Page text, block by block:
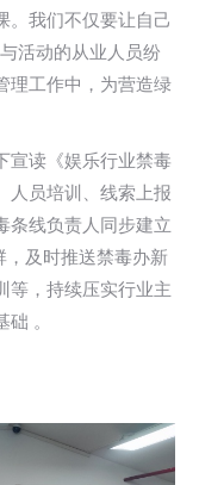
。我们不仅要让自己
活动的从业人员纷
理工作中，为营造绿
宣读《娱乐行业禁毒
人员培训、线索上报
条线负责人同步建立
，及时推送禁毒办新
等，持续压实行业主
。